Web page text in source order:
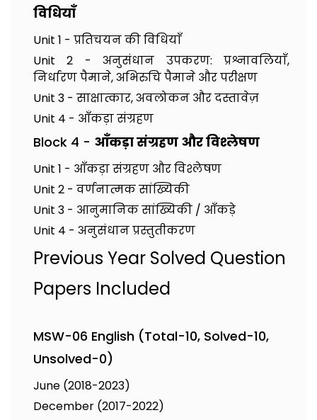
विधियाँ
Unit 1 - प्रतिचयन की विधियाँ
Unit 2 - अनुसंधान उपकरण: प्रश्नावलियाँ,
निर्धारण पैमाने, अभिरुचि पैमाने और परीक्षण
Unit 3 - साक्षात्कार, अवलोकन और दस्तावेज़
Unit 4 - आँकड़ा संग्रहण
Block 4 - आँकड़ा संग्रहण और विश्लेषण
Unit 1 - आँकड़ा संग्रहण और विश्लेषण
Unit 2 - वर्णनात्मक सांख्यिकी
Unit 3 - आनुमानिक सांख्यिकी / आँकड़े
Unit 4 - अनुसंधान प्रस्तुतीकरण
Previous Year Solved Question
Papers Included
MSW-06 English (Total-10, Solved-10,
Unsolved-0)
June (2018-2023)
December (2017-2022)